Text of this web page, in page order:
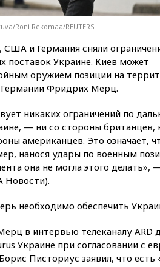
Roni Rekomaa/REUTERS
и Германия сняли
поставок Украине. Киев может
оружием позиции на
Германии Фридрих Мерц.
никаких ограничений по
— ни со стороны
американцев. Это означает,
нанося удары по военным
она не могла этого
Новости).
необходимо обеспечить
в интервью телеканалу ARD
Украине при согласовании с
Писториус заявил, что